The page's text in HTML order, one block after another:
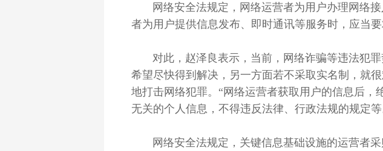
网络安全法规定，网络运营者为用户办理网络接
者为用户提供信息发布、即时通讯等服务时，应当
对此，赵泽良表示，当前，网络诈骗等违法犯罪
希望尽快得到解决，另一方面若不采取实名制，就
地打击网络犯罪。“网络运营者获取用户的信息后
无关的个人信息，不得违反法律、行政法规的规定等
网络安全法规定，关键信息基础设施的运营者采